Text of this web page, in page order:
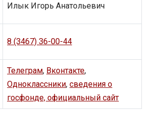
Илык Игорь Анатольевич
8 (3467) 36-00-44
Телеграм, Вконтакте,
Одноклассники,сведения о
госфонде, официальный сайт